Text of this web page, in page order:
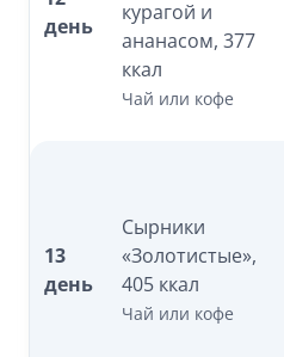
день
курагой и
ананасом, 377
ккал
Чай или кофе
13
день
Сырники
«Золотистые»,
405 ккал
Чай или кофе